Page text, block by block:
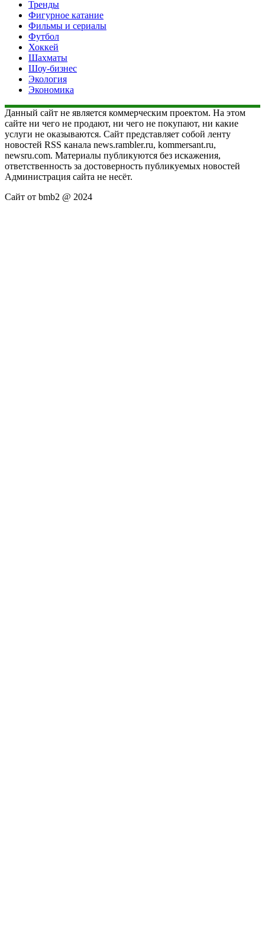
Тренды
Фигурное катание
Фильмы и сериалы
Футбол
Хоккей
Шахматы
Шоу-бизнес
Экология
Экономика
Данный сайт не является коммерческим проектом. На этом
сайте ни чего не продают, ни чего не покупают, ни какие
услуги не оказываются. Сайт представляет собой ленту
новостей RSS канала news.rambler.ru, kommersant.ru,
newsru.com. Материалы публикуются без искажения,
ответственность за достоверность публикуемых новостей
Администрация сайта не несёт.
Сайт от bmb2 @ 2024